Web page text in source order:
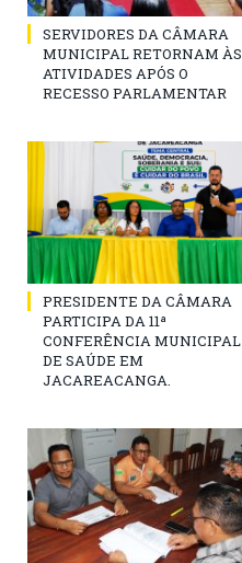
SERVIDORES DA CÂMARA
MUNICIPAL RETORNAM ÀS
ATIVIDADES APÓS O
RECESSO PARLAMENTAR
PRESIDENTE DA CÂMARA
PARTICIPA DA 11ª
CONFERÊNCIA MUNICIPAL
DE SAÚDE EM
JACAREACANGA.